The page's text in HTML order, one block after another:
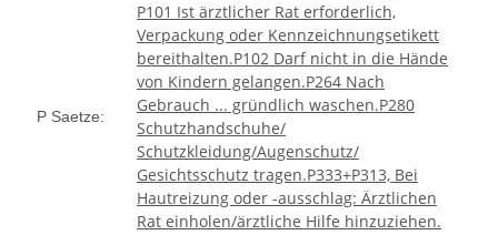
P Saetze:
P101 Ist ärztlicher Rat erforderlich,
Verpackung oder Kennzeichnungsetikett
bereithalten.P102 Darf nicht in die Hände
von Kindern gelangen.P264 Nach
Gebrauch ... gründlich waschen.P280
Schutzhandschuhe/
Schutzkleidung/Augenschutz/
Gesichtsschutz tragen.P333+P313, Bei
Hautreizung oder -ausschlag: Ärztlichen
Rat einholen/ärztliche Hilfe hinzuziehen.